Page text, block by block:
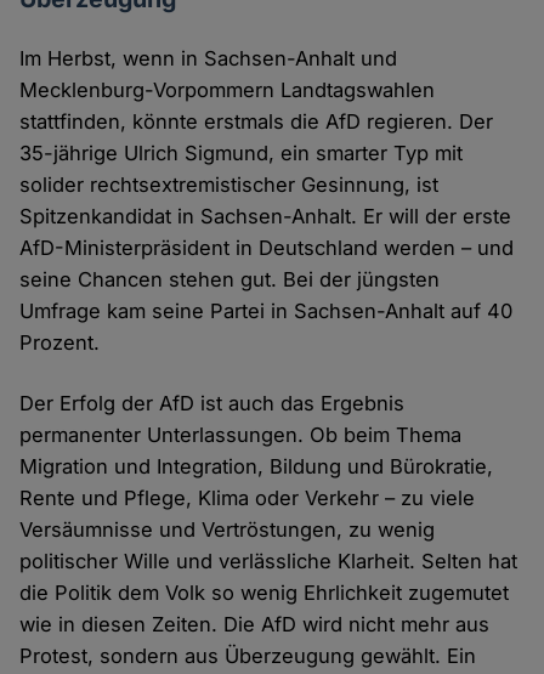
Im Herbst, wenn in Sachsen-Anhalt und
Mecklenburg-Vorpommern Landtagswahlen
stattfinden, könnte erstmals die AfD regieren. Der
35-jährige Ulrich Sigmund, ein smarter Typ mit
solider rechtsextremistischer Gesinnung, ist
Spitzenkandidat in Sachsen-Anhalt. Er will der erste
AfD-Ministerpräsident in Deutschland werden – und
seine Chancen stehen gut. Bei der jüngsten
Umfrage kam seine Partei in Sachsen-Anhalt auf 40
Prozent.
Der Erfolg der AfD ist auch das Ergebnis
permanenter Unterlassungen. Ob beim Thema
Migration und Integration, Bildung und Bürokratie,
Rente und Pflege, Klima oder Verkehr – zu viele
Versäumnisse und Vertröstungen, zu wenig
politischer Wille und verlässliche Klarheit. Selten hat
die Politik dem Volk so wenig Ehrlichkeit zugemutet
wie in diesen Zeiten. Die AfD wird nicht mehr aus
Protest, sondern aus Überzeugung gewählt. Ein